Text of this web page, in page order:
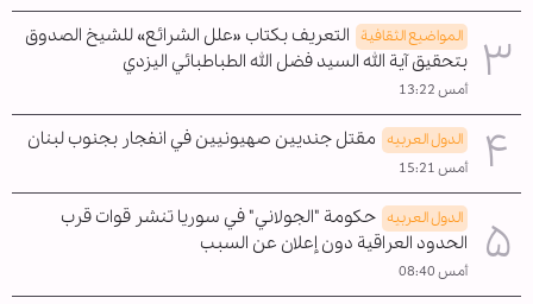
المواضیع الثقافية التعريف بكتاب «علل الشرائع» للشيخ الصدوق
بتحقيق آية الله السيد فضل الله الطباطبائي اليزدي
أمس 13:22
الدول العربیه مقتل جنديين صهيونيين في انفجار بجنوب لبنان
أمس 15:21
الدول العربیه حكومة "الجولاني" في سوريا تنشر قوات قرب
الحدود العراقية دون إعلان عن السبب
أمس 08:40